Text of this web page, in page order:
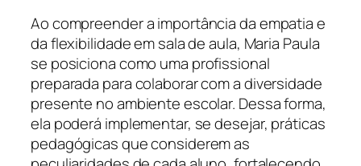
Ao compreender a importância da empatia e
da flexibilidade em sala de aula, Maria Paula
se posiciona como uma profissional
preparada para colaborar com a diversidade
presente no ambiente escolar. Dessa forma,
ela poderá implementar, se desejar, práticas
pedagógicas que considerem as